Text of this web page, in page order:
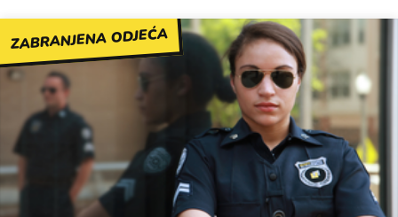
ZABRANJENA ODJEĆA